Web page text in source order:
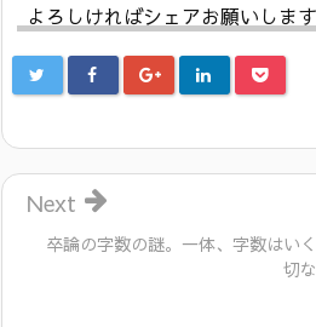
よろしければシェアお願いします
卒論の字数の謎。一体、字数はい
切
Next